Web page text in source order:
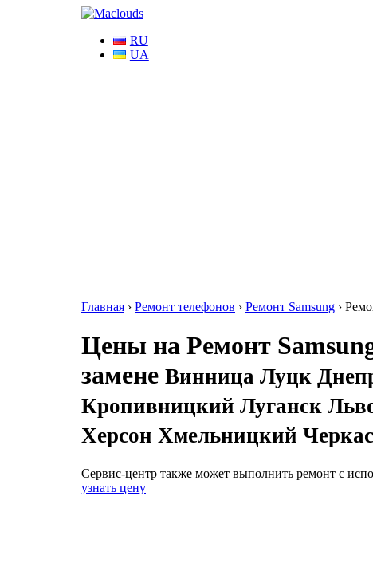
RU
UA
Главная › Ремонт телефонов › Ремонт Samsung ›
Цены на Ремонт
замене Винница Луцк
Кропивницкий Луганск
Херсон Хмельницкий
Сервис-центр также может выполнить ремонт с
узнать цену